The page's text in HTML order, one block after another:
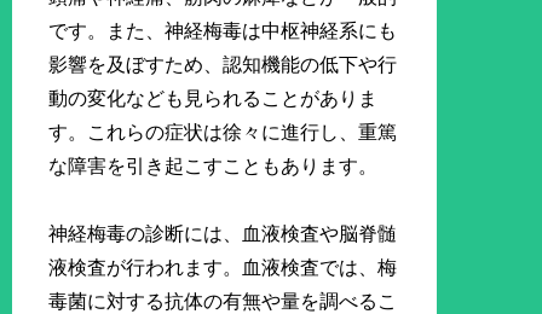
です。また、神経梅毒は中枢神経系にも
影響を及ぼすため、認知機能の低下や行
動の変化なども見られることがありま
す。これらの症状は徐々に進行し、重篤
な障害を引き起こすこともあります。
神経梅毒の診断には、血液検査や脳脊髄
液検査が行われます。血液検査では、梅
毒菌に対する抗体の有無や量を調べるこ